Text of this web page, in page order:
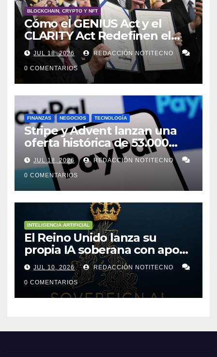
BLOCKCHAIN, CRYPTO Y NFT
Cómo el GENIUS Act y el
CLARITY Act Redefinen el
Futuro de las Stablecoins y la
Tokenización.
JUL 18, 2026 REDACCIÓN NOTITECNO
0 COMENTARIOS
FINANZAS NEGOCIOS TECNOLOGÍA
Stripe y Advent lanzan una
oferta histórica de 53.000
millones de dólares para
comprar PayPal
JUL 18, 2026 REDACCIÓN NOTITECNO
0 COMENTARIOS
INTELIGENCIA ARTIFICIAL
El Reino Unido lanza su
propia IA soberana con apoyo
de bancos líderes
JUL 10, 2026 REDACCIÓN NOTITECNO
0 COMENTARIOS